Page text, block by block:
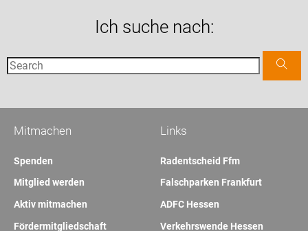
Ich suche nach:
Links
Radentscheid Ffm
Falschparken Frankfurt
ADFC Hessen
Verkehrswende Hessen
Mitmachen
Spenden
Mitglied werden
Aktiv mitmachen
Fördermitgliedschaft